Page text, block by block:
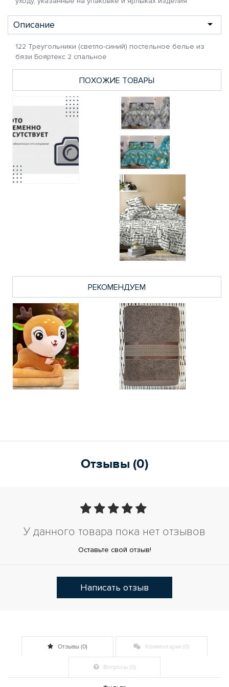
Описание
122 Треугольники (светло-синий) постельное белье из
бязи Бояртекс 2 спальное
ПОХОЖИЕ ТОВАРЫ
РЕКОМЕНДУЕМ
Отзывы (0)
У данного товара пока нет отзывов
Оставьте свой отзыв!
Написать отзыв
Отзывы (0) Комментарии (0)
Вопросы (0)